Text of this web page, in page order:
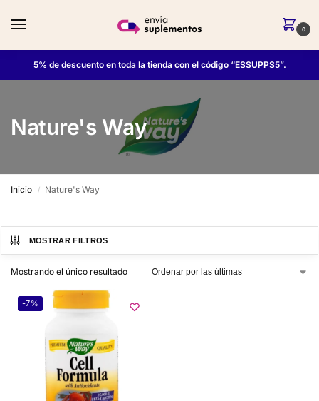
0
5% de descuento en toda la tienda con el código “ESSUPPS5”.
Nature's Way
Inicio / Nature's Way
MOSTRAR FILTROS
Mostrando el único resultado
-7%